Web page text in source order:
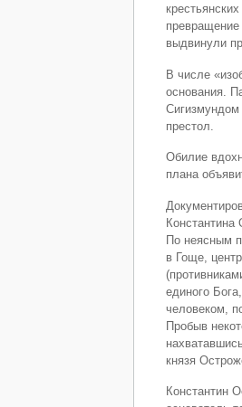
выдвинули
В числе
основания.
Сигизмундом
престол.
Обилие
плана
Константина
По неясным
в Гоще,
единого
человеком,
Пробыв
князя
Константин